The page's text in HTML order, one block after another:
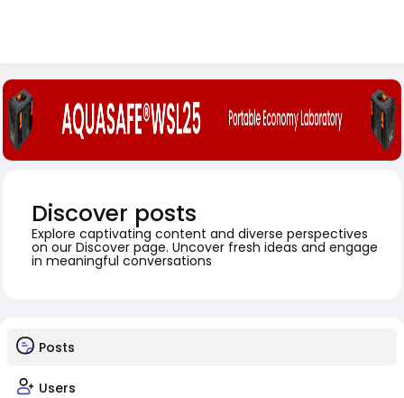
Discover posts
Explore captivating content and diverse perspectives
on our Discover page. Uncover fresh ideas and engage
in meaningful conversations
Posts
Users